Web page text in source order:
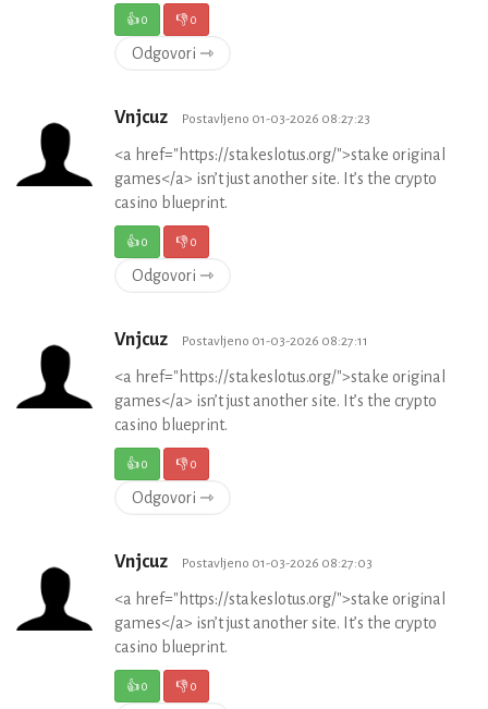
👍0 👎0
Odgovori ⇾
Vnjcuz Postavljeno 01-03-2026 08:27:23
<a href="https://stakeslotus.org/">stake original
games</a> isn’t just another site. It’s the crypto
casino blueprint.
👍0 👎0
Odgovori ⇾
Vnjcuz Postavljeno 01-03-2026 08:27:11
<a href="https://stakeslotus.org/">stake original
games</a> isn’t just another site. It’s the crypto
casino blueprint.
👍0 👎0
Odgovori ⇾
Vnjcuz Postavljeno 01-03-2026 08:27:03
<a href="https://stakeslotus.org/">stake original
games</a> isn’t just another site. It’s the crypto
casino blueprint.
👍0 👎0